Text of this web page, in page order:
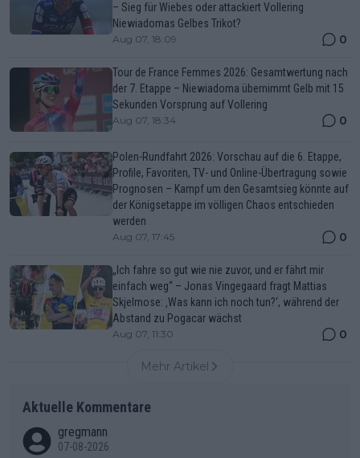
– Sieg für Wiebes oder attackiert Vollering
Niewiadomas Gelbes Trikot?
Aug 07, 18:09 0
Tour de France Femmes 2026: Gesamtwertung nach
der 7. Etappe – Niewiadoma übernimmt Gelb mit 15
Sekunden Vorsprung auf Vollering
Aug 07, 18:34 0
Polen-Rundfahrt 2026: Vorschau auf die 6. Etappe,
Profile, Favoriten, TV- und Online-Übertragung sowie
Prognosen – Kampf um den Gesamtsieg könnte auf
der Königsetappe im völligen Chaos entschieden
werden
Aug 07, 17:45 0
„Ich fahre so gut wie nie zuvor, und er fährt mir
einfach weg“ – Jonas Vingegaard fragt Mattias
Skjelmose: ‚Was kann ich noch tun?‘, während der
Abstand zu Pogacar wächst
Aug 07, 11:30 0
Mehr Artikel
Aktuelle Kommentare
gregmann
07-08-2026